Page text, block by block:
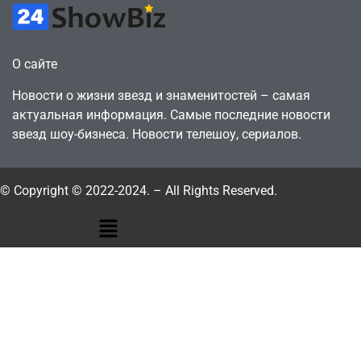
О сайте
Новости о жизни звезд и знаменитостей – самая
актуальная информация. Самые последние новости
звезд шоу-бизнеса. Новости телешоу, сериалов.
© Copyright © 2022-2024. – All Rights Reserved.